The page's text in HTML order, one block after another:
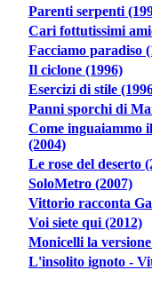
Parenti serpenti
Cari fottutissimi
Facciamo paradiso
Il ciclone (1996)
Esercizi di stile
Panni sporchi di
Come inguaiammo
(2004)
Le rose del deserto
SoloMetro (2007)
Vittorio racconta
Voi siete qui (2012)
Monicelli la
L'insolito ignoto -